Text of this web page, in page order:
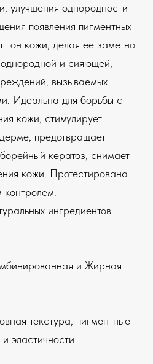
улучшения однородности
появления пигментных
тон кожи, делая ее заметно
и сияющей,
вызываемых
Идеальна для борьбы с
кожи, стимулирует
предотвращает
кератоз, снимает
кожи. Протестирована
ингредиентов.
и Жирная
текстура, пигментные
и эластичности